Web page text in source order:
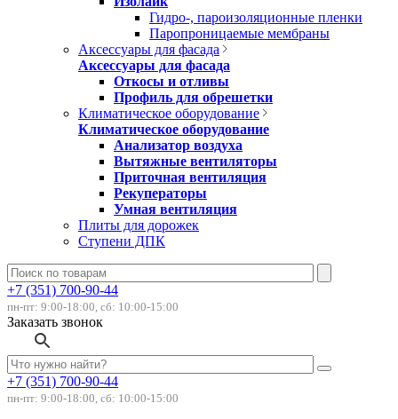
Гидро-, пароизоляционные пленки
Паропроницаемые мембраны
Аксессуары для фасада
Аксессуары для фасада
Откосы и отливы
Профиль для обрешетки
Климатическое оборудование
Климатическое оборудование
Анализатор воздуха
Вытяжные вентиляторы
Приточная вентиляция
Рекуператоры
Умная вентиляция
Плиты для дорожек
Ступени ДПК
+7 (351) 700-90-44
пн-пт: 9:00-18:00, сб: 10:00-15:00
Заказать звонок
+7 (351) 700-90-44
пн-пт: 9:00-18:00, сб: 10:00-15:00